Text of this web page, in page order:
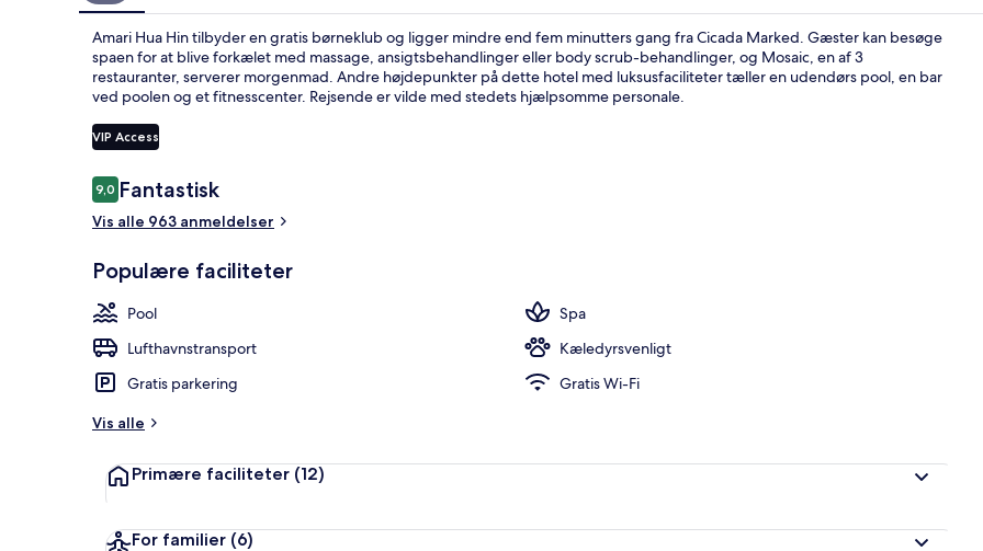
Suite - 1
Amari Hua Hin tilbyder en gratis børneklub og ligger mindre end fem minutters gang fra Cicada Marked. Gæster kan besøge
spaen for at blive forkælet med massage, ansigtsbehandlinger eller body scrub-behandlinger, og Mosaic, en af 3
restauranter, serverer morgenmad. Andre højdepunkter på dette hotel med luksusfaciliteter tæller en udendørs pool, en bar
ved poolen og et fitnesscenter. Rejsende er vilde med stedets hjælpsomme personale.
VIP Access
Anmeldelser
9,09,0 ud af 10.
Fantastisk
Vis alle 963 anmeldelser
Populære faciliteter
Pool
Spa
Lufthavnstransport
Kæledyrsvenligt
Gratis parkering
Gratis Wi-Fi
Vis alle
Primære faciliteter (12)
For familier (6)